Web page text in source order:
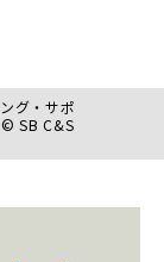
グ・サポ
© SB C&S